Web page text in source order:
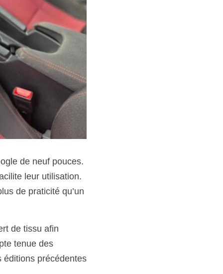
de neuf pouces.
leur utilisation.
de praticité qu’un
de tissu afin
tenue des
éditions précédentes